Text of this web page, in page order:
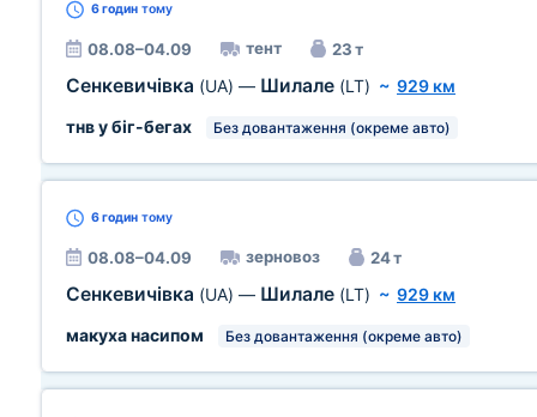
6 годин тому
08.08–04.09 тент 23 т
Сенкевичівка (UA) — Шилале (LT) ~ 929 км
тнв у біг-бегах
Без довантаження (окреме авто)
6 годин тому
08.08–04.09 зерновоз 24 т
Сенкевичівка (UA) — Шилале (LT) ~ 929 км
макуха насипом
Без довантаження (окреме авто)